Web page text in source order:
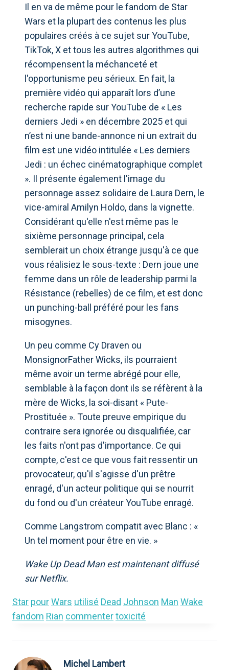
Il en va de même pour le fandom de Star
Wars et la plupart des contenus les plus
populaires créés à ce sujet sur YouTube,
TikTok, X et tous les autres algorithmes qui
récompensent la méchanceté et
l'opportunisme peu sérieux. En fait, la
première vidéo qui apparaît lors d’une
recherche rapide sur YouTube de « Les
derniers Jedi » en décembre 2025 et qui
n’est ni une bande-annonce ni un extrait du
film est une vidéo intitulée « Les derniers
Jedi : un échec cinématographique complet
». Il présente également l'image du
personnage assez solidaire de Laura Dern, le
vice-amiral Amilyn Holdo, dans la vignette.
Considérant qu'elle n'est même pas le
sixième personnage principal, cela
semblerait un choix étrange jusqu'à ce que
vous réalisiez le sous-texte : Dern joue une
femme dans un rôle de leadership parmi la
Résistance (rebelles) de ce film, et est donc
un punching-ball préféré pour les fans
misogynes.
Un peu comme Cy Draven ou
MonsignorFather Wicks, ils pourraient
même avoir un terme abrégé pour elle,
semblable à la façon dont ils se réfèrent à la
mère de Wicks, la soi-disant « Pute-
Prostituée ». Toute preuve empirique du
contraire sera ignorée ou disqualifiée, car
les faits n'ont pas d'importance. Ce qui
compte, c'est ce que vous fait ressentir un
provocateur, qu'il s'agisse d'un prêtre
enragé, d'un acteur politique qui se nourrit
du fond ou d'un créateur YouTube enragé.
Comme Langstrom compatit avec Blanc : «
Un tel moment pour être en vie. »
Wake Up Dead Man est maintenant diffusé
sur Netflix.
Star pourWars utilisé Dead Johnson Man Wake
fandom Rian commentertoxicité
Michel Lambert